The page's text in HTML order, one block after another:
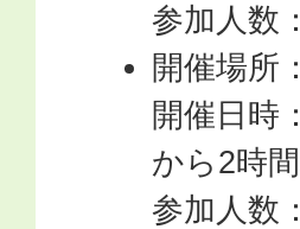
参加人数
開催場所
開催日時
から2時
参加人数